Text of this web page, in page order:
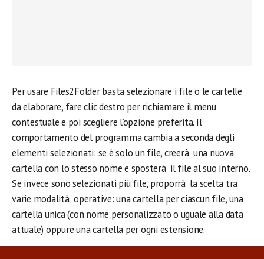
Per usare Files2Folder basta selezionare i file o le cartelle
da elaborare, fare clic destro per richiamare il menu
contestuale e poi scegliere l’opzione preferita. Il
comportamento del programma cambia a seconda degli
elementi selezionati: se è solo un file, creerà una nuova
cartella con lo stesso nome e sposterà il file al suo interno.
Se invece sono selezionati più file, proporrà la scelta tra
varie modalità operative: una cartella per ciascun file, una
cartella unica (con nome personalizzato o uguale alla data
attuale) oppure una cartella per ogni estensione.